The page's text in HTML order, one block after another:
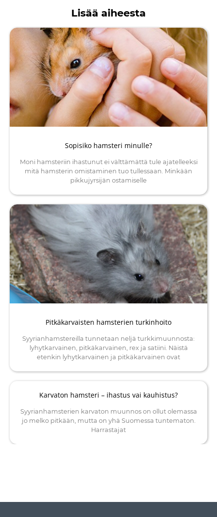
Lisää aiheesta
Sopisiko hamsteri minulle?
Moni hamsteriin ihastunut ei välttämättä tule ajatelleeksi
mitä hamsterin omistaminen tuo tullessaan. Minkään
pikkujyrsijän ostamiselle
Pitkäkarvaisten hamsterien turkinhoito
Syyrianhamstereilla tunnetaan neljä turkkimuunnosta:
lyhytkarvainen, pitkäkarvainen, rex ja satiini. Näistä
etenkin lyhytkarvainen ja pitkäkarvainen ovat
Karvaton hamsteri – ihastus vai kauhistus?
Syyrianhamsterien karvaton muunnos on ollut olemassa
jo melko pitkään, mutta on yhä Suomessa tuntematon.
Harrastajat